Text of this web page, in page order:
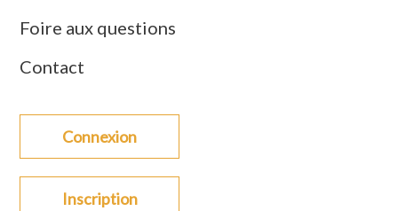
Foire aux questions
Contact
Connexion
Inscription